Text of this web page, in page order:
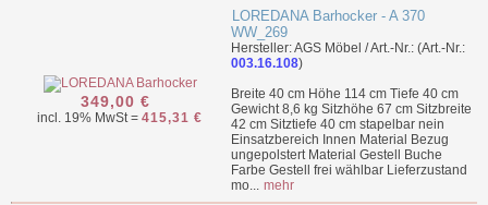
349,00 €
incl. 19% MwSt = 415,31 €
LOREDANA Barhocker - A 370
WW_269
Hersteller: AGS Möbel / Art.-Nr.: (Art.-Nr.:
003.16.108)
Breite 40 cm Höhe 114 cm Tiefe 40 cm
Gewicht 8,6 kg Sitzhöhe 67 cm Sitzbreite
42 cm Sitztiefe 40 cm stapelbar nein
Einsatzbereich Innen Material Bezug
ungepolstert Material Gestell Buche
Farbe Gestell frei wählbar Lieferzustand
mo... mehr